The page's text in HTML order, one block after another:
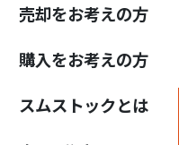
売却をお考えの方
購入をお考えの方
スムストックとは